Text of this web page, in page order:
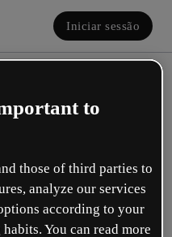
Iniciar sessão
É grátis!
to
those of third parties to
analyze our services
according to your
You can read more